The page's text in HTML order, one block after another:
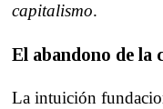
capitalismo.
El abandono de la
La intuición